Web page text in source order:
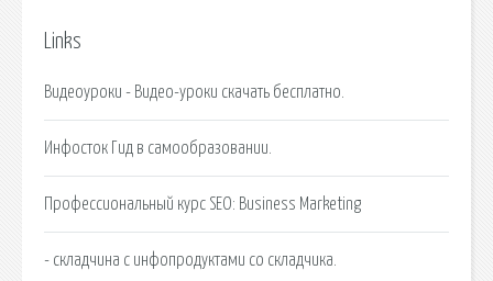
Links
Видеоуроки - Видео-уроки скачать бесплатно.
Инфосток Гид в самообразовании.
Профессиональный курс SEO: Business Marketing
- складчина с инфопродуктами со складчика.